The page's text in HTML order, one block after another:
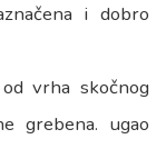
i dobro
vrha skočnog
grebena. ugao